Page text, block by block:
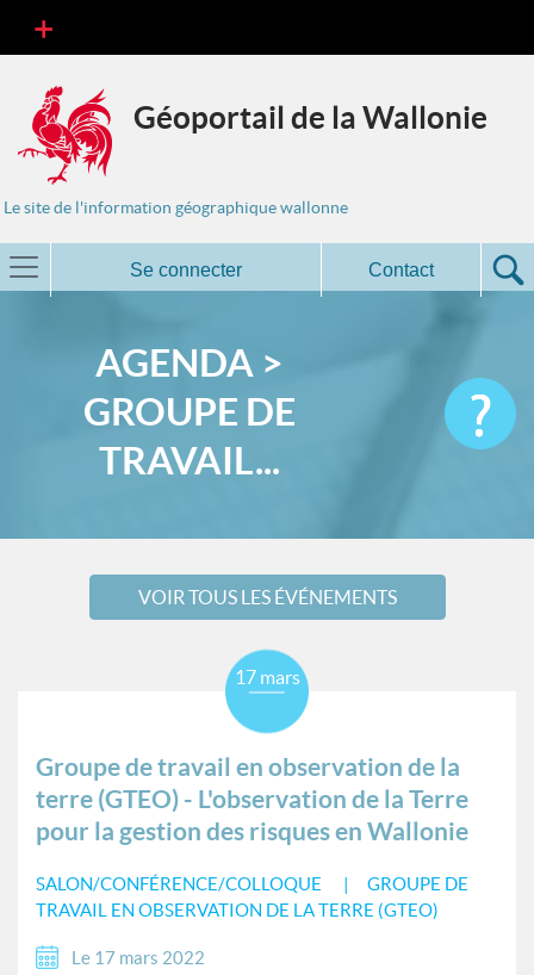
Géoportail de la Wallonie
Le site de l'information géographique wallonne
Se connecter Contact
AGENDA >
GROUPE DE
TRAVAIL...
VOIR TOUS LES ÉVÉNEMENTS
Groupe de travail en observation de la
terre (GTEO) - L'observation de la Terre
pour la gestion des risques en Wallonie
SALON/CONFÉRENCE/COLLOQUE
GROUPE DE
TRAVAIL EN OBSERVATION DE LA TERRE (GTEO)
17 mars
Le 17 mars 2022